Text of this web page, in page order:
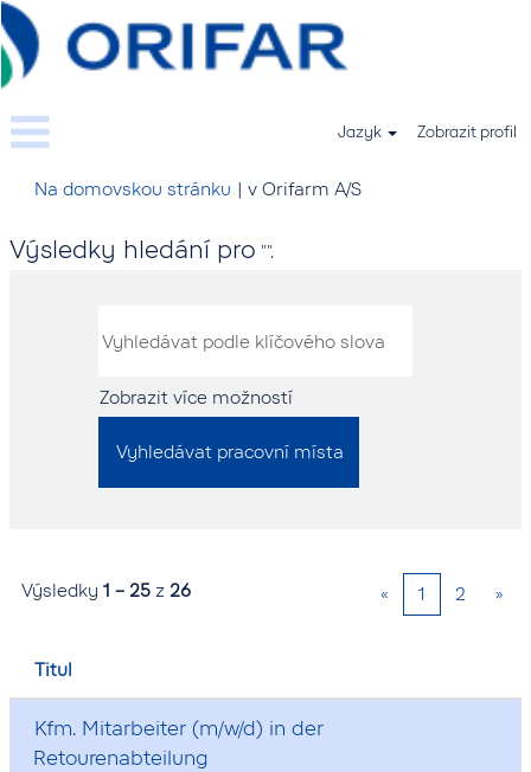
Jazyk Zobrazit profil
Na domovskou stránku | v Orifarm A/S(aktuální
Výsledky hledání pro "".
Zobrazit více možností
Výsledky 1 – 25 z 26 « 1 2 »
Titul
Kfm. Mitarbeiter (m/w/d) in der
Retourenabteilung